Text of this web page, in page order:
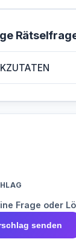
Frage oder
Vorschlag senden